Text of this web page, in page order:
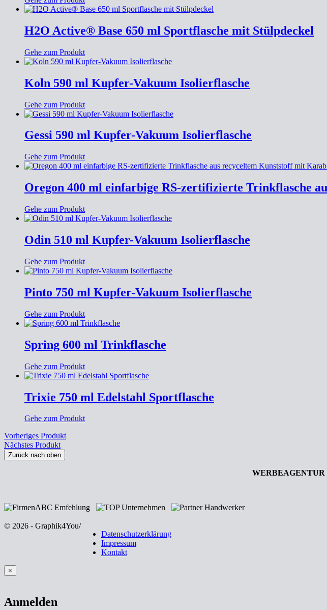
H2O Active® Base 650 ml Sportflasche mit Stülpdeckel
Gehe zum Produkt
Koln 590 ml Kupfer-Vakuum Isolierflasche
Gehe zum Produkt
Gessi 590 ml Kupfer-Vakuum Isolierflasche
Gehe zum Produkt
Oregon 400 ml einfarbige RS-zertifizierte Trinkflasche
Gehe zum Produkt
Odin 510 ml Kupfer-Vakuum Isolierflasche
Gehe zum Produkt
Pinto 750 ml Kupfer-Vakuum Isolierflasche
Gehe zum Produkt
Spring 600 ml Trinkflasche
Gehe zum Produkt
Trixie 750 ml Edelstahl Sportflasche
Gehe zum Produkt
Vorheriges Produkt
Nächstes Produkt
Zurück nach oben
WERBEAGENTUR
© 2026 - Graphik4You/
Datenschutzerklärung
Impressum
Kontakt
×
Anmelden